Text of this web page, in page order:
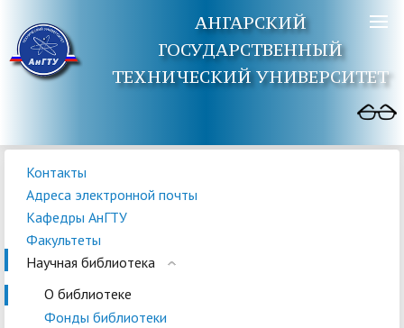
АНГАРСКИЙ
ГОСУДАРСТВЕННЫЙ
ТЕХНИЧЕСКИЙ УНИВЕРСИТЕТ
Контакты
Адреса электронной почты
Кафедры АнГТУ
Факультеты
Научная библиотека
О библиотеке
Фонды библиотеки